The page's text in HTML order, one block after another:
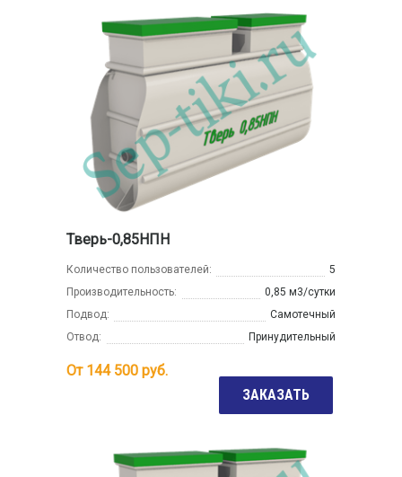
Тверь-0,85НПН
Количество пользователей:
5
Производительность:
0,85 м3/сутки
Подвод:
Самотечный
Отвод:
Принудительный
От 144 500 руб.
ЗАКАЗАТЬ